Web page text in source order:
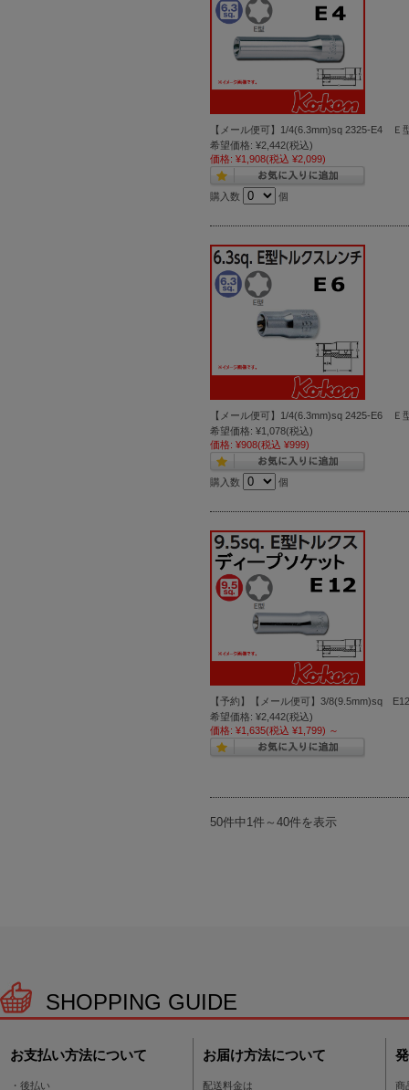
【メール便可】1/4(6.3mm)sq 2325-E4 Ｅ
希望価格: ¥2,442(税込)
価格: ¥1,908(税込 ¥2,099)
購入数 個
【メール便可】1/4(6.3mm)sq 2425-E6 Ｅ
希望価格: ¥1,078(税込)
価格: ¥908(税込 ¥999)
購入数 個
【予約】【メール便可】3/8(9.5mm)sq
希望価格: ¥2,442(税込)
価格: ¥1,635(税込 ¥1,799) ～
50件中1件～40件を表示
SHOPPING GUIDE
お支払い方法について
・後払い
お届け方法について
配送料金は
商